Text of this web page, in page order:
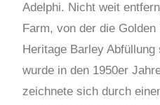
Adelphi. Nicht weit
Farm, von der die
Heritage Barley
wurde in den 1950er
zeichnete sich durch